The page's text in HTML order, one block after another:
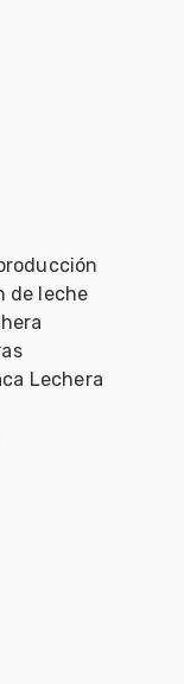
de leche
Lechera